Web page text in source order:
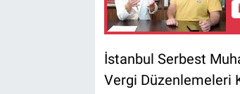
İstanbul Serbest
Vergi Düzenlemeleri